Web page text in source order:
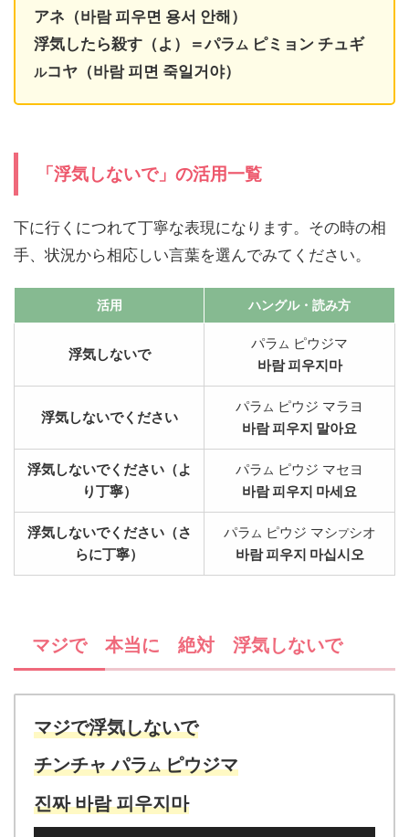
アネ（바람 피우면 용서 안해）
浮気したら殺す（よ）＝パラム ピミョン チュギ
ルコヤ（바람 피면 죽일거야）
「浮気しないで」の活用一覧
下に行くにつれて丁寧な表現になります。その時の相
手、状況から相応しい言葉を選んでみてください。
活用 ハングル・読み方
浮気しないで
パラム ピウジマ
바람 피우지마
浮気しないでください
パラム ピウジ マラヨ
바람 피우지 말아요
浮気しないでください（よ
り丁寧）
パラム ピウジ マセヨ
바람 피우지 마세요
浮気しないでください（さ
らに丁寧）
パラム ピウジ マシプシオ
바람 피우지 마십시오
マジで 本当に 絶対 浮気しないで
マジで浮気しないで
チンチャ パラムピウジマ
진짜 바람 피우지마